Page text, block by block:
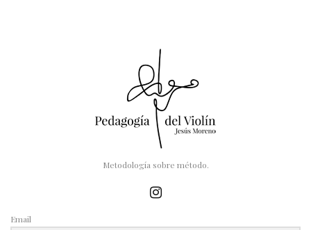
Metodología sobre método.
Email